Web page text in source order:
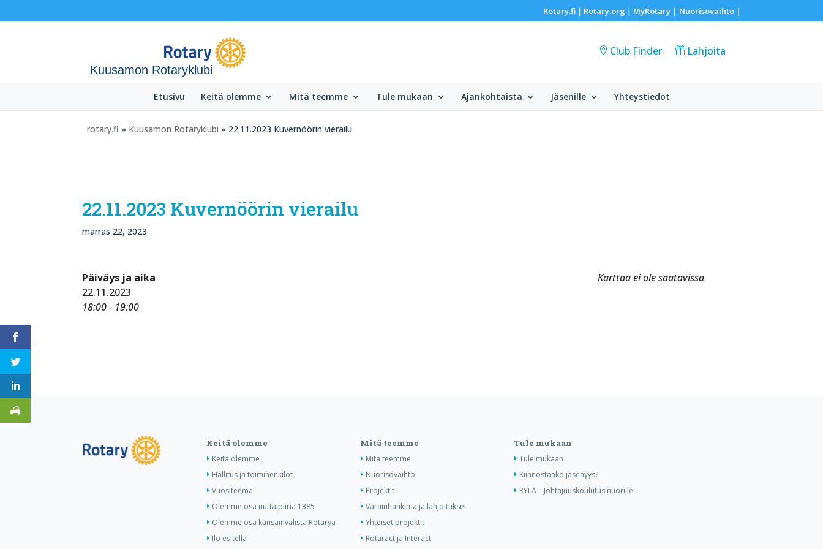
Rotary.fi| Rotary.org | MyRotary | Nuorisovaihto|
Kuusamon Rotaryklubi
Club Finder Lahjoita
Etusivu Keitä olemme Mitä teemme Tule mukaan Ajankohtaista Jäsenille Yhteystiedot
rotary.fi » Kuusamon Rotaryklubi » 22.11.2023 Kuvernöörin vierailu
22.11.2023 Kuvernöörin vierailu
marras 22, 2023
Karttaa ei ole saatavissa
Päiväys ja aika
22.11.2023
18:00 - 19:00
Keitä olemme
Keitä olemme
Hallitus ja toimihenkilöt
Vuositeema
Olemme osa uutta piiriä 1385
Olemme osa kansainvälistä Rotarya
Ilo esitellä
Mitä teemme
Mitä teemme
Nuorisovaihto
Projektit
Varainhankinta ja lahjoitukset
Yhteiset projektit
Rotaract ja Interact
Tule mukaan
Tule mukaan
Kiinnostaako jäsenyys?
RYLA – Johtajuuskoulutus nuorille